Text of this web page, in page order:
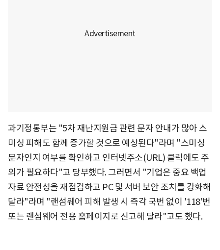
과기정통부는 "5차 재난지원금 관련 문자 안내가 많아 스
미싱 피해도 함께 증가할 것으로 예상된다"라며 "스미싱
문자인지 여부를 확인하고 인터넷주소(URL) 클릭에도 주
의가 필요하다"고 당부했다. 그러면서 "기업은 중요 백업
자료 안전성을 재점검하고 PC 및 서버 보안 조치를 강화해
달라"라며 "랜섬웨어 피해 발생 시 즉각 국번 없이 '118'번
또는 랜섬웨어 전용 홈페이지로 신고해 달라"고도 했다.